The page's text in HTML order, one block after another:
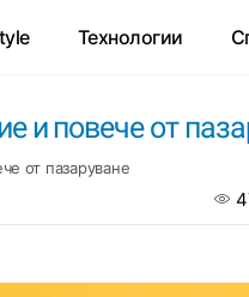
Технологии
и повече от
от пазаруване